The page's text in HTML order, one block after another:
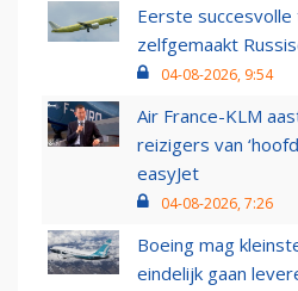
Eerste
zelfgemaakt
04-08-2026, 9:54
Air France-KLM
reizigers van
easyJet
04-08-2026, 7:26
Boeing mag
eindelijk gaan